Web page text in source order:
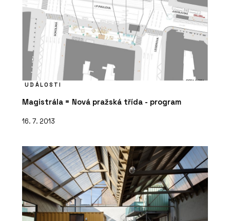
UDÁLOSTI
Magistrála = Nová pražská třída - program
16. 7. 2013